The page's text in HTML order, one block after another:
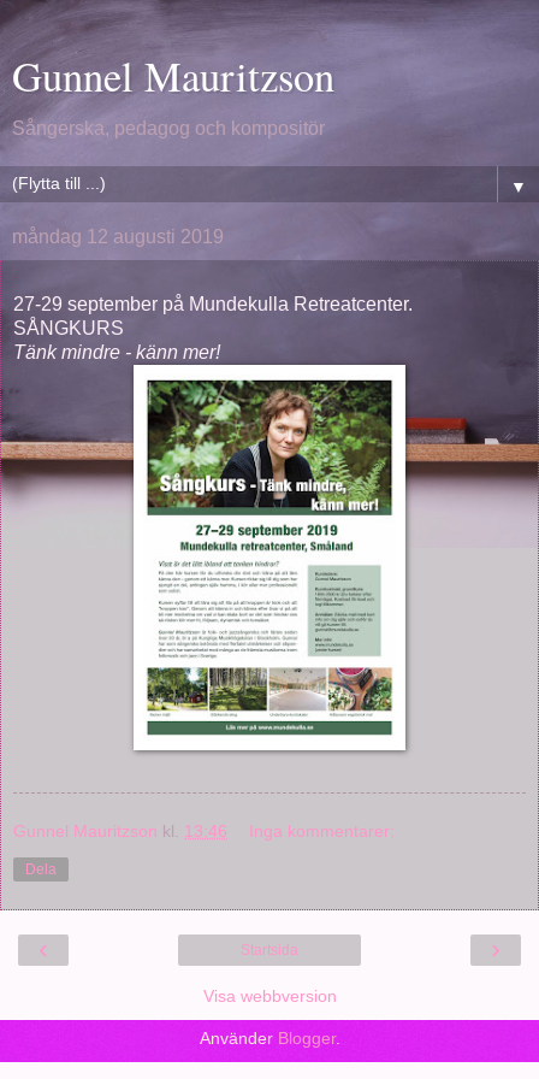
Gunnel Mauritzson
Sångerska, pedagog och kompositör
▼
måndag 12 augusti 2019
27-29 september på Mundekulla Retreatcenter.
SÅNGKURS
Tänk mindre - känn mer!
Gunnel Mauritzson kl. 13:46 Inga kommentarer:
Dela
‹ ›
Startsida
Visa webbversion
Använder Blogger.